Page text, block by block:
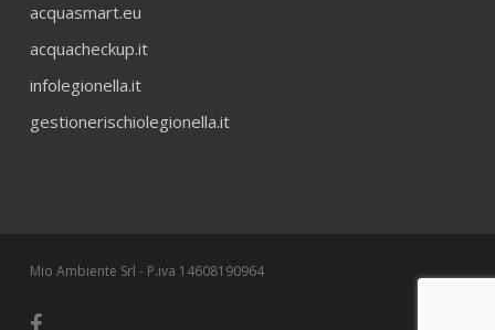
acquasmart.eu
acquacheckup.it
infolegionella.it
gestionerischiolegionella.it
Mio Ambiente Srl - P.iva 14608190964
facebook